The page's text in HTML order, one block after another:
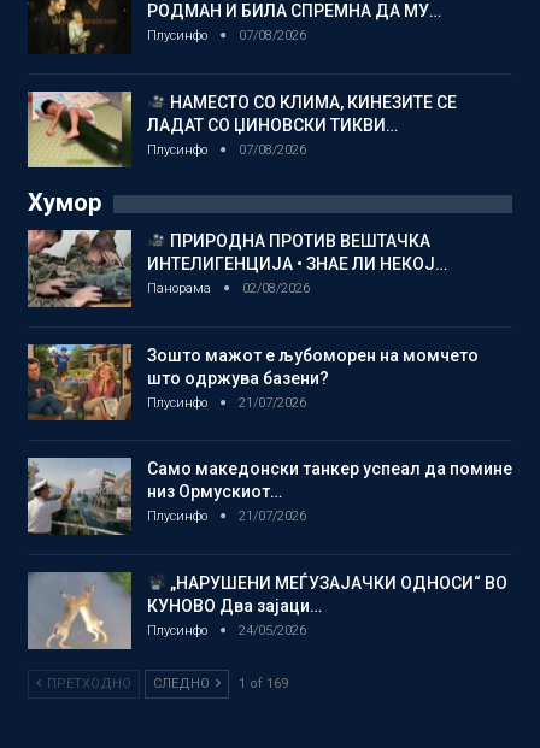
РОДМАН И БИЛА СПРЕМНА ДА МУ…
Плусинфо 07/08/2026
НАМЕСТО СО КЛИМА, КИНЕЗИТЕ СЕ
ЛАДАТ СО ЏИНОВСКИ ТИКВИ…
Плусинфо 07/08/2026
Хумор
ПРИРОДНА ПРОТИВ ВЕШТАЧКА
ИНТЕЛИГЕНЦИЈА • ЗНАЕ ЛИ НЕКОЈ…
Панорама 02/08/2026
Зошто мажот е љубоморен на момчето
што одржува базени?
Плусинфо 21/07/2026
Само македонски танкер успеал да помине
низ Ормускиот…
Плусинфо 21/07/2026
„НАРУШЕНИ МЕЃУЗАЈАЧКИ ОДНОСИ“ ВО
КУНОВО Два зајаци…
Плусинфо 24/05/2026
ПРЕТХОДНО СЛЕДНО 1 of 169